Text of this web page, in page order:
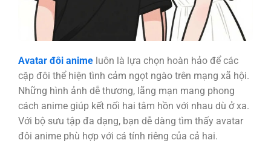
Avatar đôi animeluôn là lựa chọn hoàn hảo để các
cặp đôi thể hiện tình cảm ngọt ngào trên mạng xã hội.
Những hình ảnh dễ thương, lãng mạn mang phong
cách anime giúp kết nối hai tâm hồn với nhau dù ở xa.
Với bộ sưu tập đa dạng, bạn dễ dàng tìm thấy avatar
đôi anime phù hợp với cá tính riêng của cả hai.